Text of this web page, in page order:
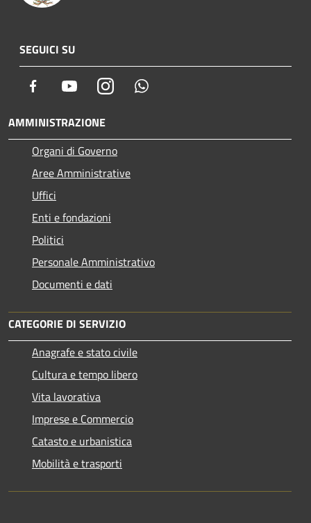
SEGUICI SU
Facebook YoutubeInstagram
AMMINISTRAZIONE
Organi di Governo
Aree Amministrative
Uffici
Enti e fondazioni
Politici
Personale Amministrativo
Documenti e dati
CATEGORIE DI SERVIZIO
Anagrafe e stato civile
Cultura e tempo libero
Vita lavorativa
Imprese e Commercio
Catasto e urbanistica
Mobilità e trasporti